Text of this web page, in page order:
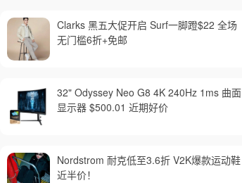
Clarks 黑五大促开启 Surf一脚蹬$22 全场
无门槛6折+免邮
32" Odyssey Neo G8 4K 240Hz 1ms 曲面
显示器 $500.01 近期好价
Nordstrom 耐克低至3.6折 V2K爆款运动鞋
近半价！